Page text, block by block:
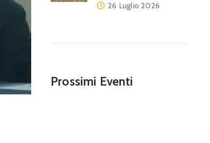
26 Luglio 2026
Prossimi Eventi